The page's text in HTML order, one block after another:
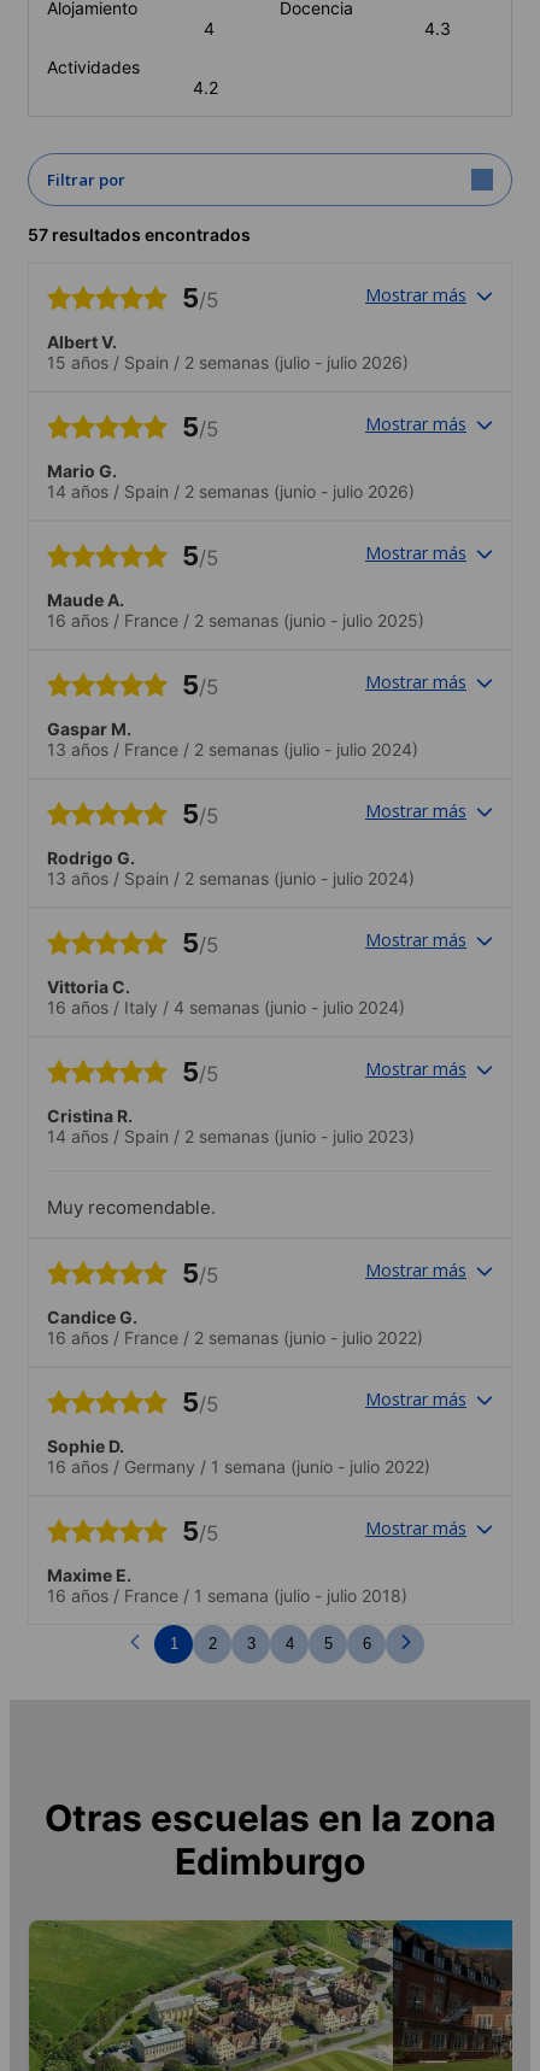
Alojamiento
4
Docencia
4.3
Actividades
4.2
Filtrar por
57 resultados encontrados
5/5 Mostrar más
Albert V.
15 años / Spain / 2 semanas (julio - julio 2026)
5/5 Mostrar más
Mario G.
14 años / Spain / 2 semanas (junio - julio 2026)
5/5 Mostrar más
Maude A.
16 años / France / 2 semanas (junio - julio 2025)
5/5 Mostrar más
Gaspar M.
13 años / France / 2 semanas (julio - julio 2024)
5/5 Mostrar más
Rodrigo G.
13 años / Spain / 2 semanas (junio - julio 2024)
5/5 Mostrar más
Vittoria C.
16 años / Italy / 4 semanas (junio - julio 2024)
5/5 Mostrar más
Cristina R.
14 años / Spain / 2 semanas (junio - julio 2023)
Muy recomendable.
5/5 Mostrar más
Candice G.
16 años / France / 2 semanas (junio - julio 2022)
5/5 Mostrar más
Sophie D.
16 años / Germany / 1 semana (junio - julio 2022)
5/5 Mostrar más
Maxime E.
16 años / France / 1 semana (julio - julio 2018)
1 2 3 4 5 6
Otras escuelas en la zona
Edimburgo